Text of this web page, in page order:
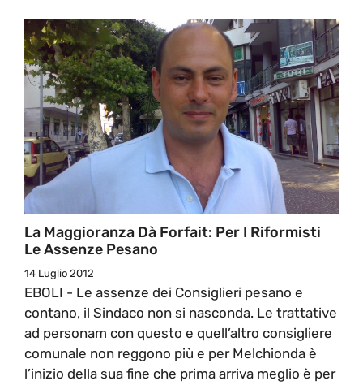
La Maggioranza Dà Forfait: Per I Riformisti
Le Assenze Pesano
14 Luglio 2012
EBOLI - Le assenze dei Consiglieri pesano e
contano, il Sindaco non si nasconda. Le trattative
ad personam con questo e quell’altro consigliere
comunale non reggono più e per Melchionda è
l’inizio della sua fine che prima arriva meglio è per